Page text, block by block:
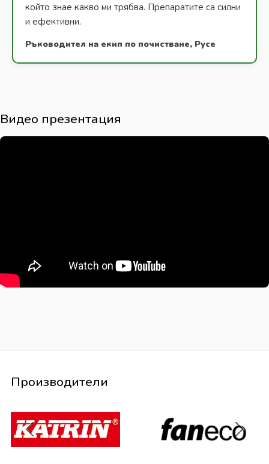
който знае какво ми трябва. Препаратите са силни
и ефективни.
Ръководител на екип по почистване, Русе
Видео презентация
Производители